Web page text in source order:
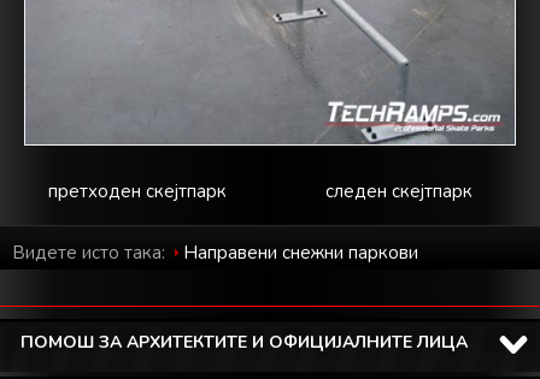
следен скејтпарк
претходен скејтпарк
Видете исто така: Направени снежни паркови
ПОМОШ ЗА АРХИТЕКТИТЕ И ОФИЦИЈАЛНИТЕ ЛИЦА